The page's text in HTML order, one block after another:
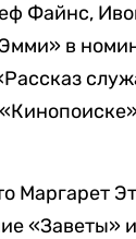
Файнс,
в
Маргарет
«Заветы»